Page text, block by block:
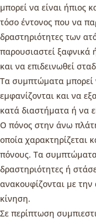
μπορεί να είναι ήπιος
τόσο έντονος που να
δραστηριότητες των
παρουσιαστεί ξαφνικά
και να επιδεινωθεί
Τα συμπτώματα μπορεί
εμφανίζονται και να
κατά διαστήματα ή να
Ο πόνος στην άνω
οποία χαρακτηρίζεται
πόνους. Τα
δραστηριότητες ή
ανακουφίζονται με
κίνηση.
Σε περίπτωση